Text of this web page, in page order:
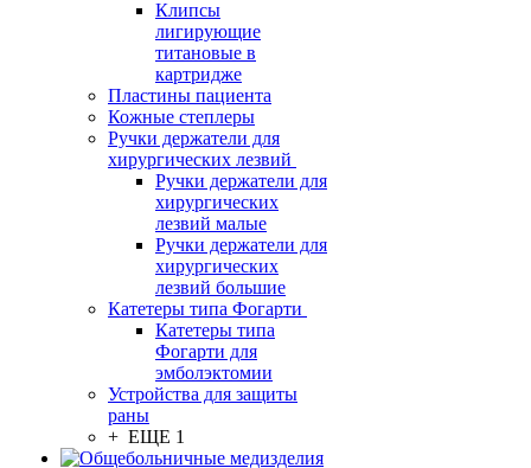
Клипсы
лигирующие
титановые в
картридже
Пластины пациента
Кожные степлеры
Ручки держатели для
хирургических лезвий
Ручки держатели для
хирургических
лезвий малые
Ручки держатели для
хирургических
лезвий большие
Катетеры типа Фогарти
Катетеры типа
Фогарти для
эмболэктомии
Устройства для защиты
раны
+ ЕЩЕ 1